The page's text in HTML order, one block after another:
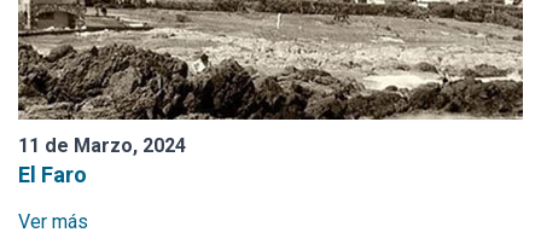
Estación ANCAP
Estación de Trenes
Escuela Nº 5
El Mejillón Bar
Casa Sáder
11 de Marzo, 2024
El Faro
Ver más